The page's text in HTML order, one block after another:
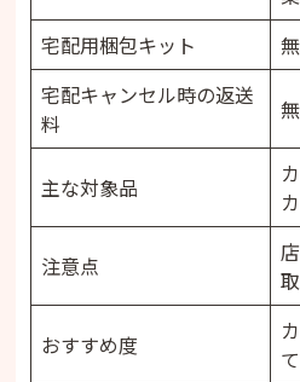
・宅配買取の代金はいつ振
・出張買取は全国対応で
・出張買取の代金はその
・カメラ以外も売れます
・買取と下取りは何が違
・未成年でも利用できま
まとめ｜カメラのキタムラ
宅配用梱包キット
宅配キャンセル時の返送
料
主な対象品
注意点
おすすめ度